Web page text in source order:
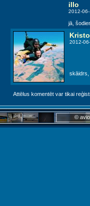
illo
2012-
jā,
2012-
skāidrs,
Attēlus komentēt var tikai
©